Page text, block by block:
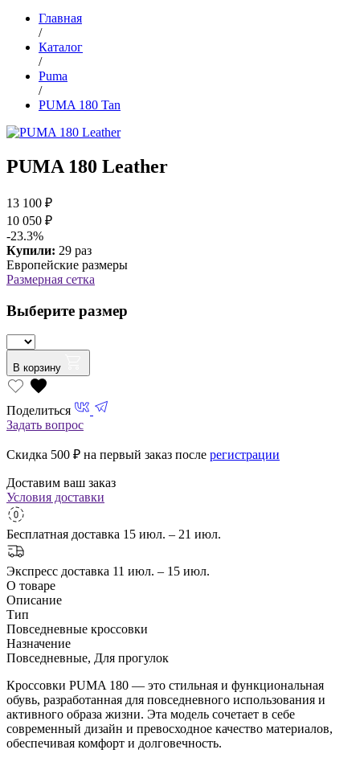
Главная
/
Каталог
/
Puma
/
PUMA 180 Tan
PUMA 180 Leather
13 100 ₽
10 050 ₽
-23.3%
Купили: 29 раз
Европейские размеры
Размерная сетка
Выберите размер
В корзину
Поделиться
Задать вопрос
Скидка 500 ₽ на первый заказ после регистрации
Доставим ваш заказ
Условия доставки
Бесплатная доставка 15 июл. – 21 июл.
Экспресс доставка 11 июл. – 15 июл.
О товаре
Описание
Тип
Повседневные кроссовки
Назначение
Повседневные, Для прогулок
Кроссовки PUMA 180 — это стильная и функциональная
обувь, разработанная для повседневного использования и
активного образа жизни. Эта модель сочетает в себе
современный дизайн и превосходное качество материалов,
обеспечивая комфорт и долговечность.